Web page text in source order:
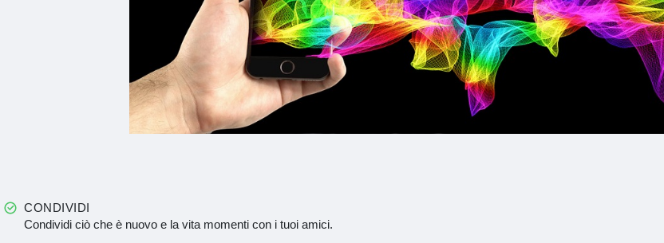
CONDIVIDI
Condividi ciò che è nuovo e la vita momenti con i tuoi amici.